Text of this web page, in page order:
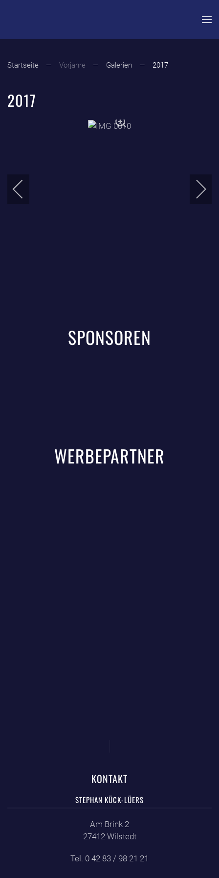
Startseite Vorjahre Galerien 2017
2017
SPONSOREN
WERBEPARTNER
KONTAKT
STEPHAN KÜCK-LÜERS
Am Brink 2
27412 Wilstedt
Tel. 0 42 83 / 98 21 21